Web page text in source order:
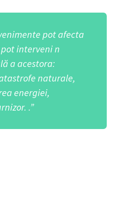
pot afecta
interveni n
a acestora:
naturale,
energiei,
.”